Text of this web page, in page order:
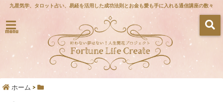
九星気学、タロット占い、易経を活用した成功法則とお金も愛も手に入れる通信講座の数々
menu
ホーム >